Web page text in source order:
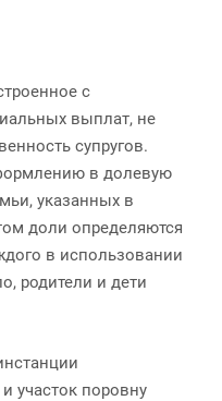
с
выплат, не
супругов.
в долевую
указанных в
доли определяются
в использовании
родители и дети
участок поровну